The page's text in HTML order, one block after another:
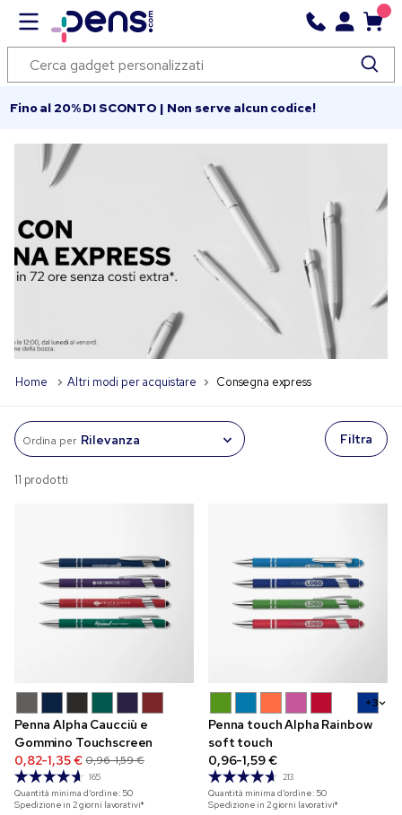
Fino al 20% DI SCONTO | Non serve alcun codice!
Home Altri modi per acquistare Consegna express
Ordina per Filtra
11 prodotti
Penna Alpha Caucciù e
Gommino Touchscreen
0,82-1,35 € 0,96-1,59 €
165
Quantità minima d'ordine: 50
Spedizione in 2 giorni lavorativi*
+3
Penna touch Alpha Rainbow
soft touch
0,96-1,59 €
213
Quantità minima d'ordine: 50
Spedizione in 2 giorni lavorativi*